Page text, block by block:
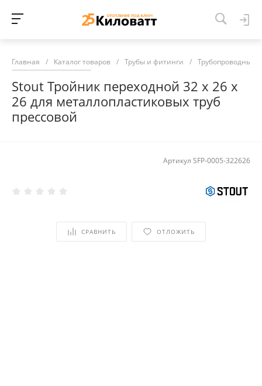
Главная / Каталог товаров / Трубы и фитинги / Трубопроводные
Stout Тройник переходной 32 х 26 х
26 для металлопластиковых труб
прессовой
Артикул SFP-0005-322626
СРАВНИТЬ ОТЛОЖИТЬ